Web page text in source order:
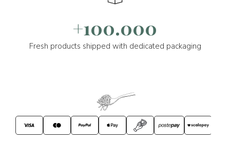
+100.000
Fresh products shipped with dedicated packaging